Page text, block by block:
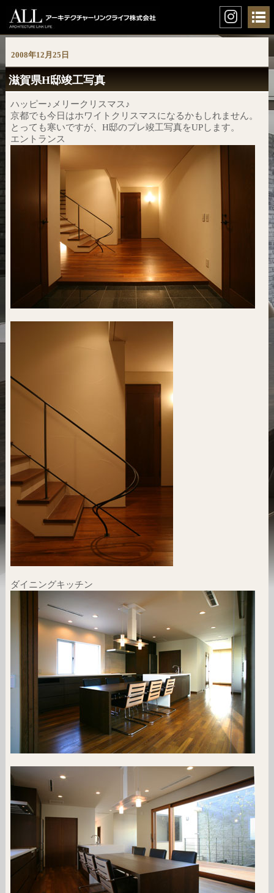
2008年12月25日
滋賀県H邸竣工写真
ハッピー♪メリークリスマス♪
京都でも今日はホワイトクリスマスになるかもしれません。
とっても寒いですが、H邸のプレ竣工写真をUPします。
エントランス
ダイニングキッチン